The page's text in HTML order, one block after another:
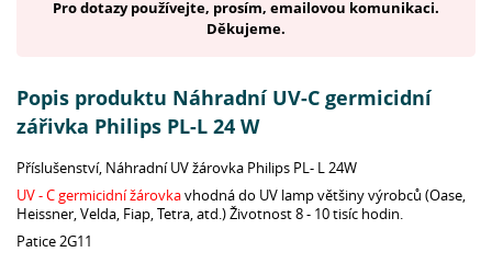
Pro dotazy používejte, prosím, emailovou komunikaci.
Děkujeme.
Popis produktu Náhradní UV-C germicidní
zářivka Philips PL-L 24 W
Příslušenství, Náhradní UV žárovka Philips PL- L 24W
UV - C germicidní žárovkavhodná do UV lamp většiny výrobců (Oase,
Heissner, Velda, Fiap, Tetra, atd.) Životnost 8 - 10 tisíc hodin.
Patice 2G11